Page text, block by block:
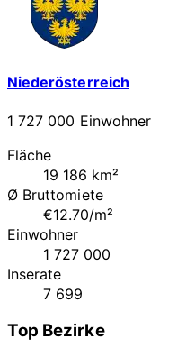
Niederösterreich
1 727 000 Einwohner
Fläche
19 186 km²
Ø Bruttomiete
€12.70/m²
Einwohner
1 727 000
Inserate
7 699
Top Bezirke